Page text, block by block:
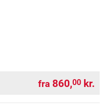
fra 860,00 kr.